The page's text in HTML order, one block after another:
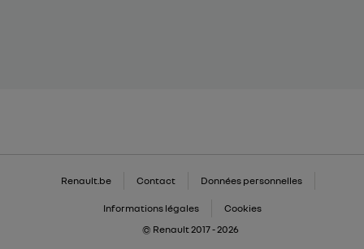
Renault.be Contact Données personnelles
Informations légales
Cookies
© Renault 2017 - 2026